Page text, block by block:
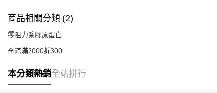
商品相關分類 (2)
零阻力系膠原蛋白
全館滿3000折300
本分類熱銷全站排行